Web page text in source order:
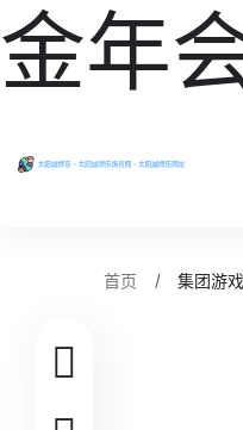
金年
首页 集团游戏